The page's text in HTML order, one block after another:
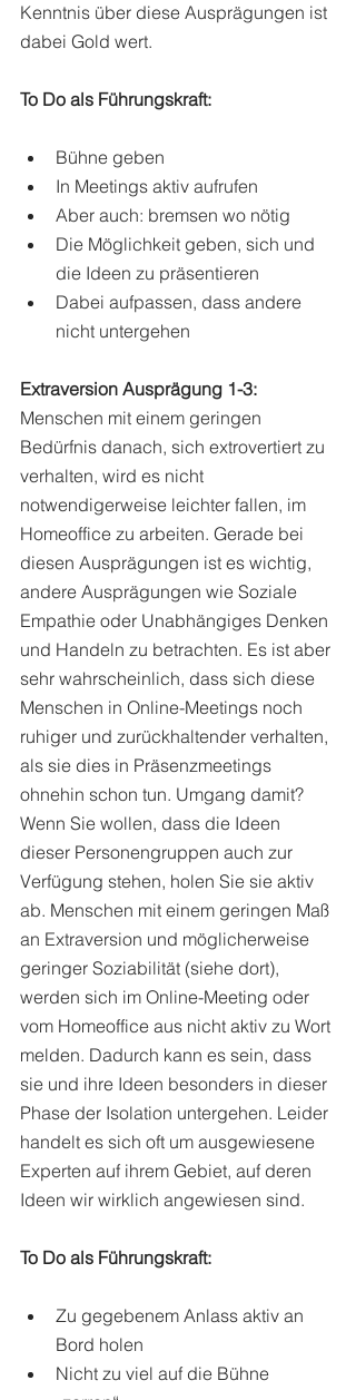
Kenntnis über diese Ausprägungen ist
dabei Gold wert.
To Do als Führungskraft:
Bühne geben
In Meetings aktiv aufrufen
Aber auch: bremsen wo nötig
Die Möglichkeit geben, sich und
die Ideen zu präsentieren
Dabei aufpassen, dass andere
nicht untergehen
Extraversion Ausprägung 1-3:
Menschen mit einem geringen
Bedürfnis danach, sich extrovertiert zu
verhalten, wird es nicht
notwendigerweise leichter fallen, im
Homeoffice zu arbeiten. Gerade bei
diesen Ausprägungen ist es wichtig,
andere Ausprägungen wie Soziale
Empathie oder Unabhängiges Denken
und Handeln zu betrachten. Es ist aber
sehr wahrscheinlich, dass sich diese
Menschen in Online-Meetings noch
ruhiger und zurückhaltender verhalten,
als sie dies in Präsenzmeetings
ohnehin schon tun. Umgang damit?
Wenn Sie wollen, dass die Ideen
dieser Personengruppen auch zur
Verfügung stehen, holen Sie sie aktiv
ab. Menschen mit einem geringen Maß
an Extraversion und möglicherweise
geringer Soziabilität (siehe dort),
werden sich im Online-Meeting oder
vom Homeoffice aus nicht aktiv zu Wort
melden. Dadurch kann es sein, dass
sie und ihre Ideen besonders in dieser
Phase der Isolation untergehen. Leider
handelt es sich oft um ausgewiesene
Experten auf ihrem Gebiet, auf deren
Ideen wir wirklich angewiesen sind.
To Do als Führungskraft:
Zu gegebenem Anlass aktiv an
Bord holen
Nicht zu viel auf die Bühne